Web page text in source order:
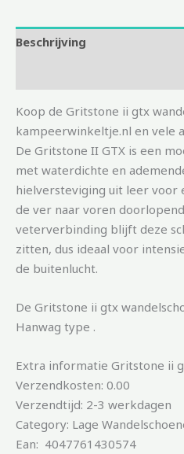
Beschrijving
Koop de Gritstone ii gtx
kampeerwinkeltje.nl en vele
De Gritstone II GTX is een
met waterdichte en
hielversteviging uit leer voor
de ver naar voren
veterverbinding blijft deze
zitten, dus ideaal voor
de buitenlucht.
De Gritstone ii gtx
Hanwag type .
Extra informatie Gritstone ii
Verzendkosten: 0.00
Verzendtijd: 2-3 werkdagen
Category: Lage
Ean: 4047761430574